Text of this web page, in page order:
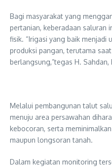
Bagi masyarakat yang
pertanian, keberadaan saluran
fisik. “Irigasi yang baik menjadi
produksi pangan, terutama
berlangsung,”tegas H.
Melalui pembangunan talut
menuju area persawahan
kebocoran, serta
maupun longsoran tanah.
Dalam kegiatan monitoring